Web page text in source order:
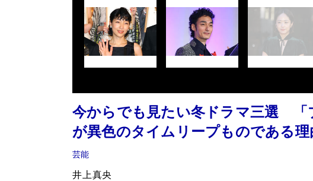
今からでも見たい冬ドラマ三選 「
が異色のタイムリープものである理
芸能
井上真央